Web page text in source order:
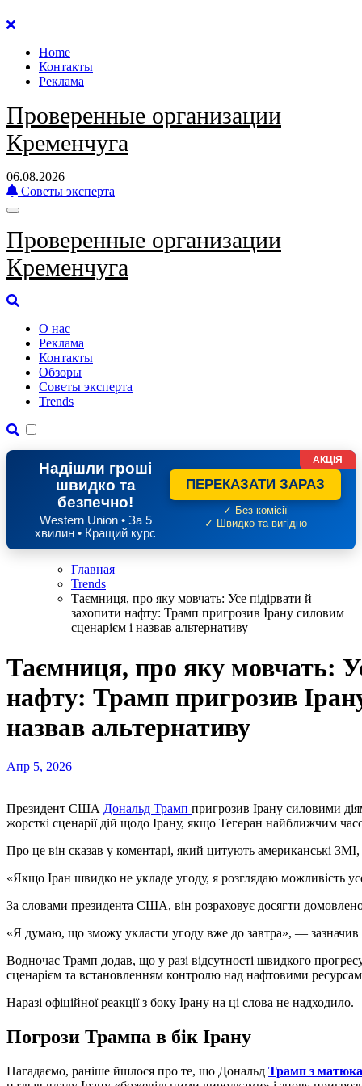
Перейти
содержанию
Home
Контакты
Реклама
Проверенные организации
Кременчуга
06.08.2026
Советы эксперта
Проверенные организации
Кременчуга
О нас
Реклама
Контакты
Обзоры
Советы эксперта
Trends
Надішли гроші
швидко та
безпечно!
Western Union • За 5
хвилин • Кращий курс
ПЕРЕКАЗАТИ ЗАРАЗ
✓ Без комісії
✓ Швидко та вигідно
АКЦІЯ
Главная
Trends
Таємниця, про яку мовчать: Усе підірвати й
захопити нафту: Трамп пригрозив Ірану силовим
сценарієм і назвав альтернативу
Таємниця, про яку мовчать:
нафту: Трамп пригрозив
назвав альтернативу
Апр 5, 2026
Президент США Дональд Трамп пригрозив Ірану силовими
жорсткі сценарії дій щодо Ірану, якщо Тегеран найближчим
Про це він сказав у коментарі, який цитують американські
«Якщо Іран швидко не укладе угоду, я розглядаю можливість
За словами президента США, він розраховує досягти
«Я думаю, що зможу укласти угоду вже до завтра», — зазначив
Водночас Трамп додав, що у разі відсутності швидкого
сценарієм та встановленням контролю над нафтовими
Наразі офіційної реакції з боку Ірану на ці слова не надходило.
Погрози Трампа в бік Ірану
Нагадаємо, раніше йшлося про те, що Дональд Трамп з